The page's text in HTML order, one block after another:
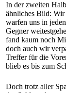
In der zweiten
ähnliches Bild:
warfen uns in
Gegner
fand kaum noch
doch auch wir
Treffer für die
blieb es bis zum
Doch trotz aller